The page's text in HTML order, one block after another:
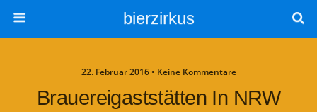
bierzirkus
22. Februar 2016 • Keine Kommentare
Brauereigaststätten In NRW